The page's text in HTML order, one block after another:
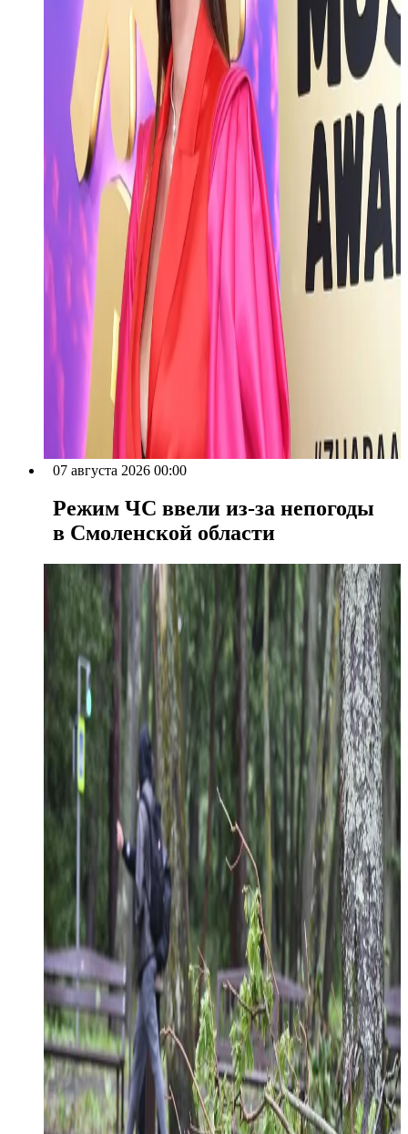
07 августа 2026 00:00
Режим ЧС ввели из-за непогоды
в Смоленской области